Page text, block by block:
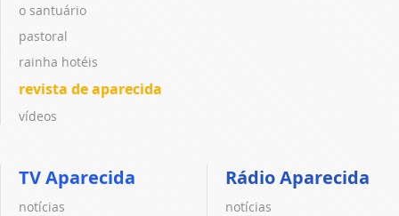
o santuário
pastoral
rainha hotéis
revista de aparecida
vídeos
TV Aparecida
notícias
Rádio Aparecida
notícias